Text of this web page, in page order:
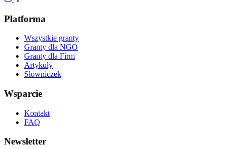
Platforma
Wszystkie granty
Granty dla NGO
Granty dla Firm
Artykuły
Słowniczek
Wsparcie
Kontakt
FAQ
Newsletter